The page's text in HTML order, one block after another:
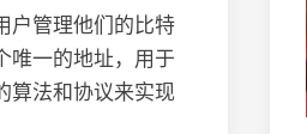
户管理他们的比特
唯一的地址，用于
算法和协议来实现